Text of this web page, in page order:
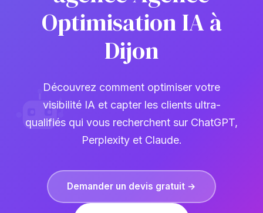
Optimisation IA à
Dijon
Découvrez comment optimiser votre
visibilité IA et capter les clients ultra-
qualifiés qui vous recherchent sur ChatGPT,
Perplexity et Claude.
Demander un devis gratuit →